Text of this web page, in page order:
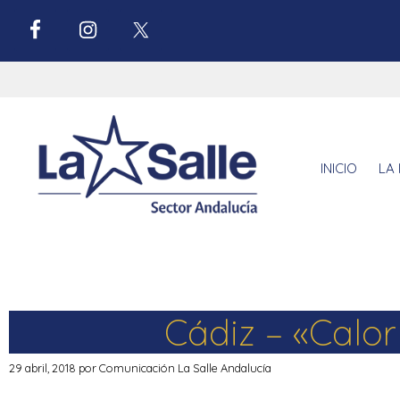
INICIO LA
Cádiz –
29 abril, 2018 porComunicación La Salle Andalucía